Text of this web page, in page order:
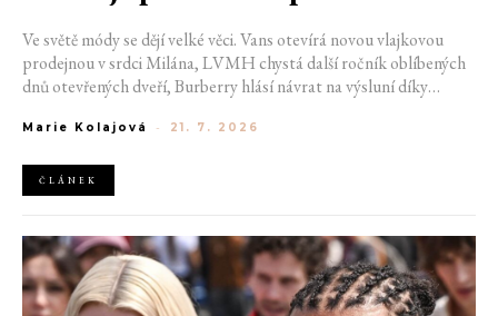
Ve světě módy se dějí velké věci. Vans otevírá novou vlajkovou
prodejnou v srdci Milána, LVMH chystá další ročník oblíbených
dnů otevřených dveří, Burberry hlásí návrat na výsluní díky
AliExpress.
Marie Kolajová - 21. 7. 2026
ČLÁNEK